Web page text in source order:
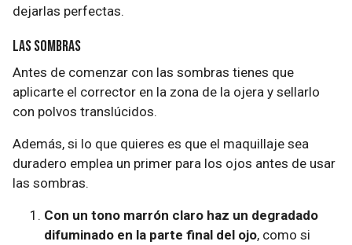
dejarlas perfectas.
Las sombras
Antes de comenzar con las sombras tienes que
aplicarte el corrector en la zona de la ojera y sellarlo
con polvos translúcidos.
Además, si lo que quieres es que el maquillaje sea
duradero emplea un primer para los ojos antes de usar
las sombras.
Con un tono marrón claro haz un degradado
difuminado en la parte final del ojo, como si